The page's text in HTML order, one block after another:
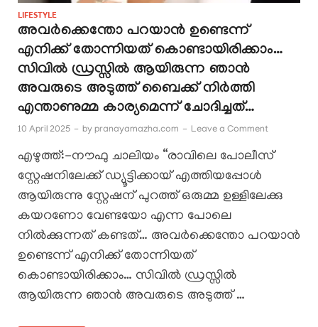
LIFESTYLE
അവർക്കെന്തോ പറയാൻ ഉണ്ടെന്ന്
എനിക്ക് തോന്നിയത് കൊണ്ടായിരിക്കാം…
സിവിൽ ഡ്രസ്സിൽ ആയിരുന്ന ഞാൻ
അവരുടെ അടുത്ത് ബൈക്ക് നിർത്തി
എന്താണുമ്മ കാര്യമെന്ന് ചോദിച്ചത്…
10 April 2025 - by pranayamazha.com - Leave a Comment
എഴുത്ത്:-നൗഫു ചാലിയം “രാവിലെ പോലീസ്
സ്റ്റേഷനിലേക്ക് ഡ്യൂട്ടിക്കായ് എത്തിയപ്പോൾ
ആയിരുന്നു സ്റ്റേഷന് പുറത്ത് ഒരുമ്മ ഉള്ളിലേക്കു
കയറണോ വേണ്ടയോ എന്ന പോലെ
നിൽക്കുന്നത് കണ്ടത്… അവർക്കെന്തോ പറയാൻ
ഉണ്ടെന്ന് എനിക്ക് തോന്നിയത്
കൊണ്ടായിരിക്കാം… സിവിൽ ഡ്രസ്സിൽ
ആയിരുന്ന ഞാൻ അവരുടെ അടുത്ത് …